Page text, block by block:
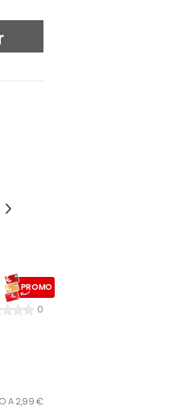
PROMO
0
A 2,99 €